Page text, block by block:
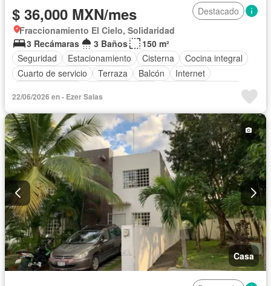
$ 36,000 MXN/mes
Destacado
Fraccionamiento El Cielo, Solidaridad
3 Recámaras
3 Baños
150 m²
Seguridad
Estacionamiento Cisterna
Cocina integral
Cuarto de servicio
Terraza Balcón
Internet
Electricidad
Agua
Televisión por cable
Gas natural
Asador
Caseta de vigilancia
Recámara con closet
Completamente amueblado
22/06/2026 en - Ezer Salas
Casa